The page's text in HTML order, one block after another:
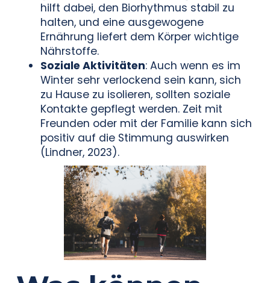
hilft dabei, den Biorhythmus stabil zu
halten, und eine ausgewogene
Ernährung liefert dem Körper wichtige
Nährstoffe.
Soziale Aktivitäten: Auch wenn es im
Winter sehr verlockend sein kann, sich
zu Hause zu isolieren, sollten soziale
Kontakte gepflegt werden. Zeit mit
Freunden oder mit der Familie kann sich
positiv auf die Stimmung auswirken
(Lindner, 2023).